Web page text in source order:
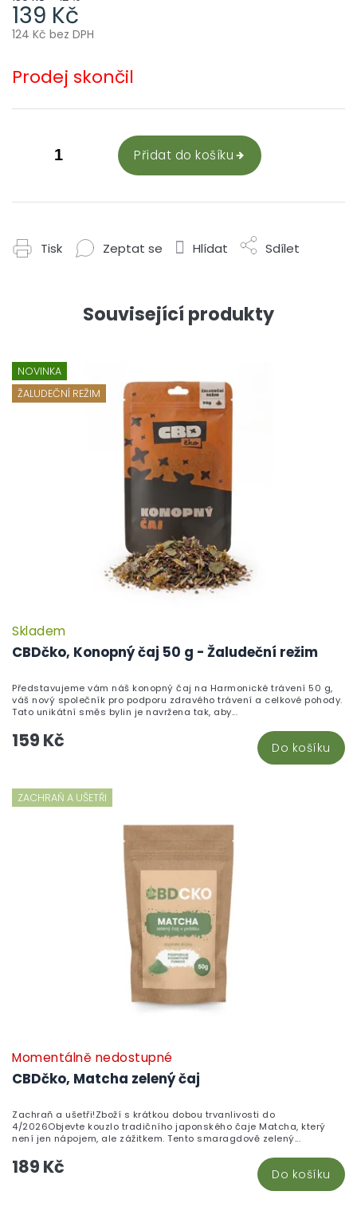
139 Kč
124 Kč bez DPH
cena:
Prodej skončil
Přidat do košíku
Tisk Zeptat se Hlídat Sdílet
Související produkty
NOVINKA
ŽALUDEČNÍ REŽIM
CBDčko, Konopný čaj 50 g - Žaludeční režim
Skladem
159 Kč Do košíku
Představujeme vám náš konopný čaj na Harmonické trávení 50 g,
váš nový společník pro podporu zdravého trávení a celkové pohody.
Tato unikátní směs bylin je navržena tak, aby...
ZACHRAŇ A UŠETŘI
CBDčko, Matcha zelený čaj
Momentálně nedostupné
189 Kč Do košíku
Zachraň a ušetři!Zboží s krátkou dobou trvanlivosti do
4/2026Objevte kouzlo tradičního japonského čaje Matcha, který
není jen nápojem, ale zážitkem. Tento smaragdově zelený...